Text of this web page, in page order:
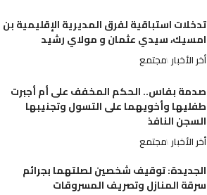
تدخلات استباقية لفرق المديرية الإقليمية بن
امسيك، سيدي عثمان و مولاي رشيد
أخر الأخبار مجتمع
صدمة بفاس.. الحكم المخفف على أم أجبرت
طفليها وأخويهما على التسول وتجنيبها
السجن النافذ
أخر الأخبار مجتمع
الجديدة: توقيف شخصين لصلتهما بجرائم
سرقة المنازل وتصريف المسروقات